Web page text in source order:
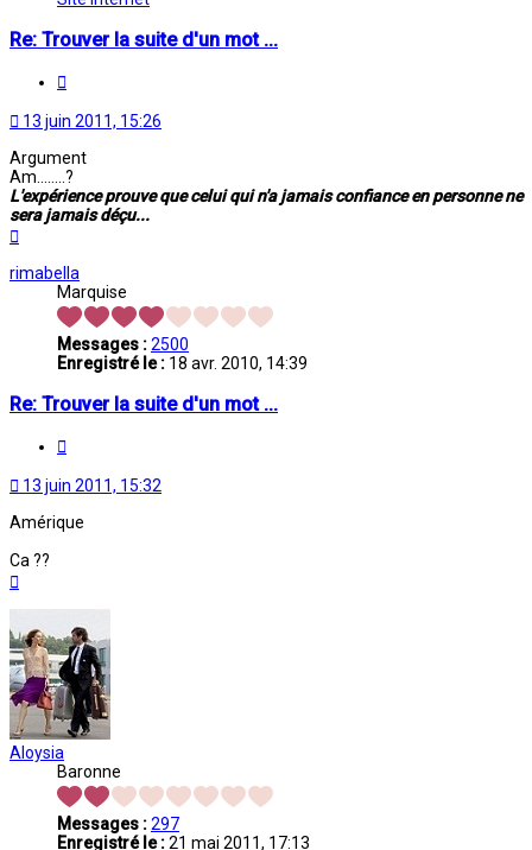
Re: Trouver la suite d'un mot ...
13 juin 2011, 15:26
Argument
Am........?
L'expérience prouve que celui qui n'a jamais confiance en personne ne
sera jamais déçu...
rimabella
Marquise
Messages :2500
Enregistré le : 18 avr. 2010, 14:39
Re: Trouver la suite d'un mot ...
13 juin 2011, 15:32
Amérique
Ca ??
Aloysia
Baronne
Messages :297
Enregistré le :21 mai 2011, 17:13